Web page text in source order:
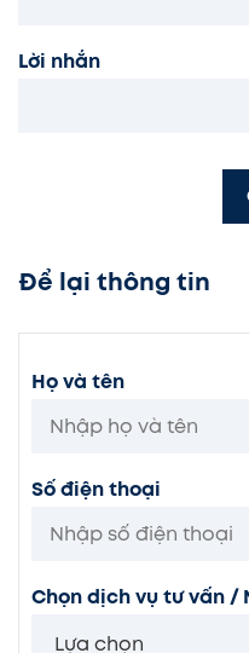
Lời nhắn
Để lại thông tin
Họ và tên
Số điện thoại
Chọn dịch vụ tư vấn /